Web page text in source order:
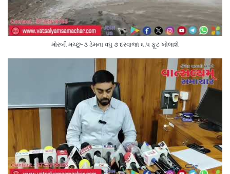
મોરબી મચ્છુ-૩ ડેમના વઘુ ૭ દરવાજા ૬.૫ ફૂટ ખોલાશે